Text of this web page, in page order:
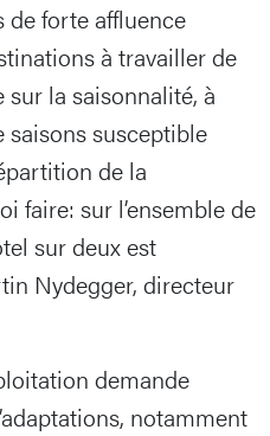
forte affluence
à travailler de
la saisonnalité, à
susceptible
de la
faire: sur l’ensemble de
sur deux est
Nydegger, directeur
demande
notamment